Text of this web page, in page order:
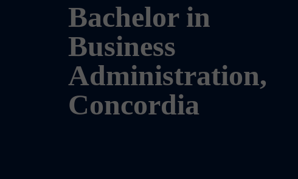
Bachelor in
Business
Administration,
Concordia